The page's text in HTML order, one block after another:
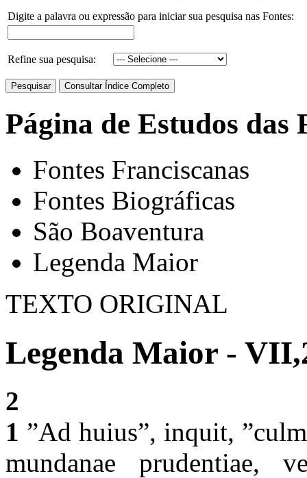
Digite a palavra ou expressão para iniciar sua pesquisa nas Fontes:
Refine sua pesquisa:
Página de Estudos das
Fontes Franciscanas
Fontes Biográficas
São Boaventura
Legenda Maior
TEXTO ORIGINAL
Legenda Maior -
2
1 ”Ad huius”, inquit,
mundanae prudentiae,